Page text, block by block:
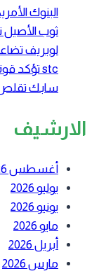
البنوك
ثوب الأصيل تقر توزيع
لوبريف تضاعف أرباحها إلى 992 مليون ريال
stc تؤكد قوة أدائها في النصف الأول 2026 وتواصل التوسع في الحوسبة السحابية والبنية الرقمية
سابك تقلص خسائرها في
الارشيف
أغسطس 2026
يوليو 2026
يونيو 2026
مايو 2026
أبريل 2026
مارس 2026